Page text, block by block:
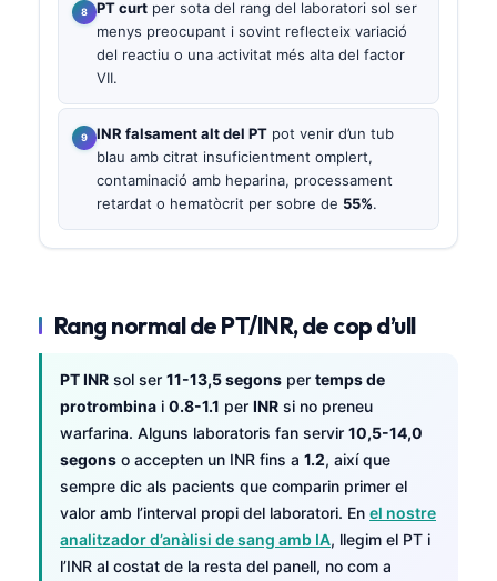
PT curt per sota del rang del laboratori sol ser
menys preocupant i sovint reflecteix variació
del reactiu o una activitat més alta del factor
VII.
INR falsament alt del PT pot venir d’un tub
blau amb citrat insuficientment omplert,
contaminació amb heparina, processament
retardat o hematòcrit per sobre de 55%.
Rang normal de PT/INR, de cop d’ull
PT INR sol ser 11-13,5 segons per temps de
protrombina i 0.8-1.1 per INR si no preneu
warfarina. Alguns laboratoris fan servir 10,5-14,0
segons o accepten un INR fins a 1.2, així que
sempre dic als pacients que comparin primer el
valor amb l’interval propi del laboratori. En el nostre
analitzador d’anàlisi de sang amb IA, llegim el PT i
l’INR al costat de la resta del panell, no com a